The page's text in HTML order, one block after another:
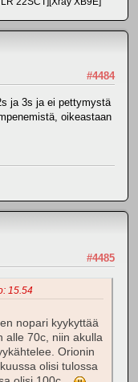
#4484
ja 3s ja ei pettymystä
oikeastaan
#4485
15.54
nopari kyykyttää
alle 70c, niin akulla
Orionin
olisi tulossa